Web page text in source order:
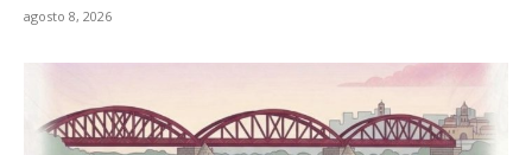
agosto 8, 2026